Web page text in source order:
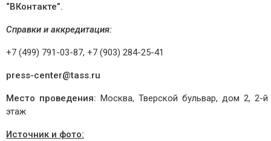
“ВКонтакте”.
Справки и аккредитация:
+7 (499) 791-03-87, +7 (903) 284-25-41
press-center@tass.ru
Место проведения: Москва, Тверской бульвар, дом 2, 2-й
этаж
Источник и фото: